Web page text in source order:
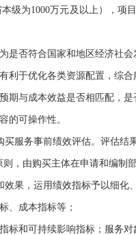
级为1000万元及以上），
是否符合国家和地区经济社
利于优化各类资源配置，综
期与成本效益是否相匹配，
的可操作性。
服务事前绩效评估。评估结
，由购买主体在申请和编制
果，运用绩效指标予以细化
、成本指标等；
标和可持续影响指标；服务对